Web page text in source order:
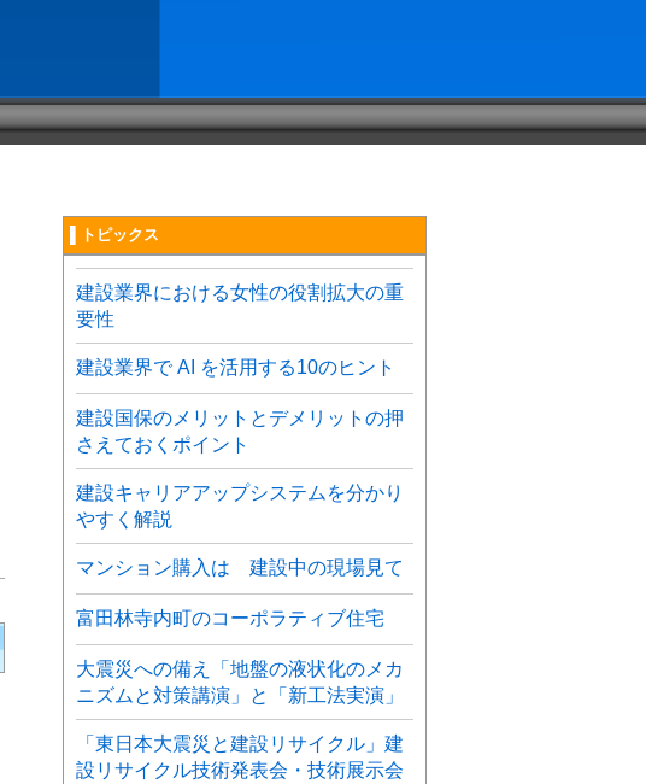
▌トピックス
建設業界における女性の役割拡大の重
要性
建設業界で AI を活用する10のヒント
建設国保のメリットとデメリットの押
さえておくポイント
建設キャリアアップシステムを分かり
やすく解説
マンション購入は 建設中の現場見て
富田林寺内町のコーポラティブ住宅
大震災への備え「地盤の液状化のメカ
ニズムと対策講演」と「新工法実演」
「東日本大震災と建設リサイクル」建
設リサイクル技術発表会・技術展示会